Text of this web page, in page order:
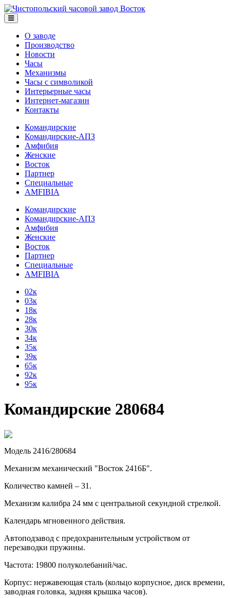
О заводе
Производство
Новости
Часы
Механизмы
Часы с символикой
Интерьерные часы
Интернет-магазин
Контакты
Командирские
Командирские-АПЗ
Амфибия
Женские
Восток
Партнер
Специальные
AMFIBIA
Командирские
Командирские-АПЗ
Амфибия
Женские
Восток
Партнер
Специальные
AMFIBIA
02к
03к
18к
28к
30к
34к
35к
39к
65к
92к
95к
Командирские 280684
Модель 2416/280684
Механизм механический "Восток 2416Б".
Количество камней – 31.
Механизм калибра 24 мм с центральной секундной стрелкой.
Календарь мгновенного действия.
Автоподзавод с предохранительным устройством от
перезаводки пружины.
Частота: 19800 полуколебаний/час.
Корпус: нержавеющая сталь (кольцо корпусное, диск времени,
заводная головка, задняя крышка часов).